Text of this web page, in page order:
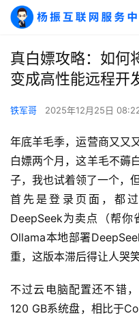
真白嫖攻略：如何
变成高性能远程开
铁军哥 2025年12月25日
年底羊毛季，运营商又又
白嫖两个月，这羊毛不薅
子，我也试着领了一个，
首先是登录页面，都
DeepSeek为卖点（帮
Ollama本地部署
重，这版本滞后得让人哭笑
不过云电脑配置还不错
120 GB系统盘，相比于